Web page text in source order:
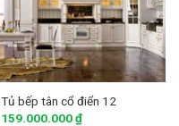
Tủ bếp tân cổ điển 12
159.000.000₫